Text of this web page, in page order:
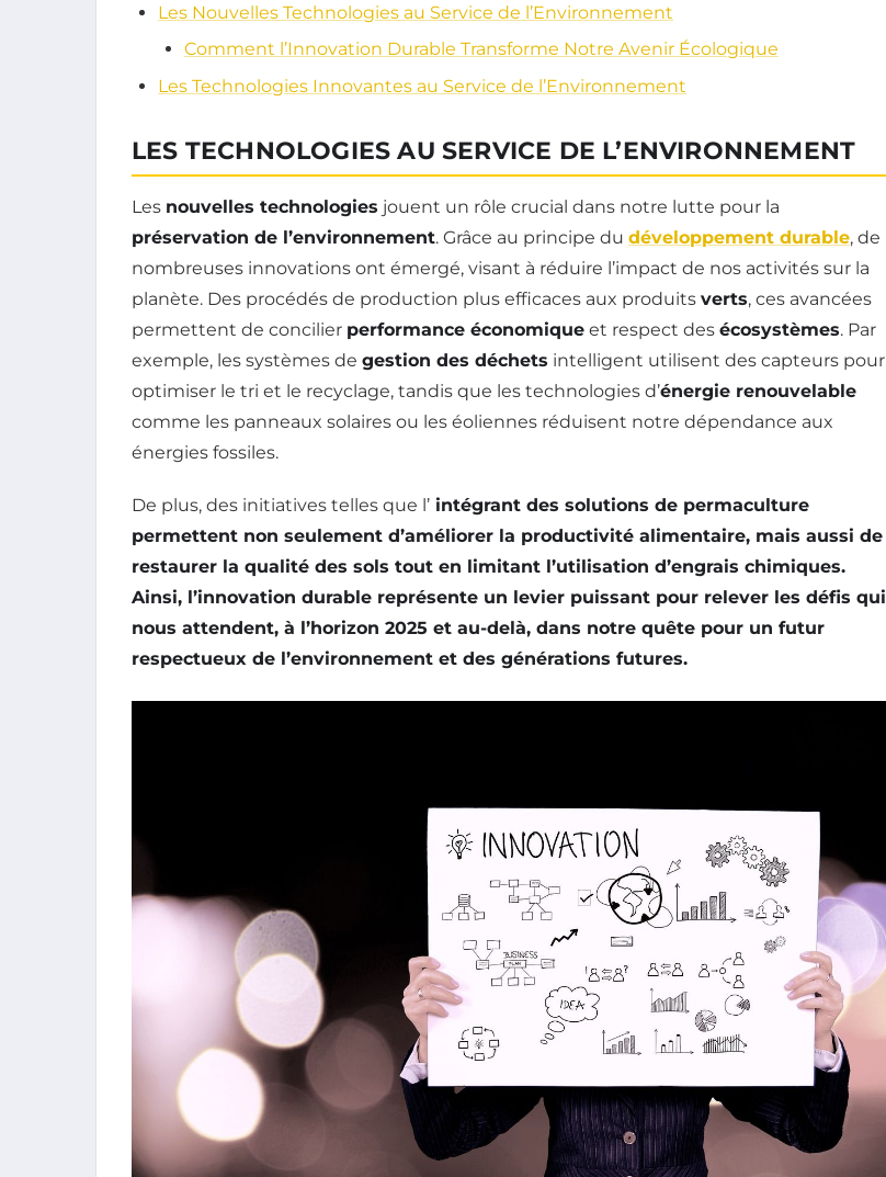
Les Nouvelles Technologies au Service de l’Environnement
Comment l’Innovation Durable Transforme Notre Avenir Écologique
Les Technologies Innovantes au Service de l’Environnement
LES TECHNOLOGIES AU SERVICE DE L’ENVIRONNEMENT
Les nouvelles technologies jouent un rôle crucial dans notre lutte pour la
préservation de l’environnement. Grâce au principe du développement durable, de
nombreuses innovations ont émergé, visant à réduire l’impact de nos activités sur la
planète. Des procédés de production plus efficaces aux produits verts, ces avancées
permettent de concilier performance économique et respect des écosystèmes. Par
exemple, les systèmes de gestion des déchets intelligent utilisent des capteurs pour
optimiser le tri et le recyclage, tandis que les technologies d’énergie renouvelable
comme les panneaux solaires ou les éoliennes réduisent notre dépendance aux
énergies fossiles.
De plus, des initiatives telles que l’ intégrant des solutions de permaculture
permettent non seulement d’améliorer la productivité alimentaire, mais aussi de
restaurer la qualité des sols tout en limitant l’utilisation d’engrais chimiques.
Ainsi, l’innovation durable représente un levier puissant pour relever les défis qui
nous attendent, à l’horizon 2025 et au-delà, dans notre quête pour un futur
respectueux de l’environnement et des générations futures.